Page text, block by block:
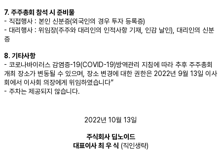
7. 주주총회 참석 시 준비물
- 직접행사 : 본인 신분증(외국인의 경우 투자 등록증)
- 대리행사 : 위임장(주주와 대리인의 인적사항 기재, 인감 날인), 대리인의 신분
증
8. 기타사항
- 코로나바이러스 감염증-19(COVID-19)방역관리 지침에 따라 추후 주주총회
개최 장소가 변동될 수 있으며, 장소 변경에 대한 권한은 2022년 9월 13일 이사
회에서 이사회 의장에게 위임하였습니다”
- 주차는 제공되지 않습니다.
2022년 10월 13일
주식회사 딥노이드
대표이사 최 우 식 (직인생략)